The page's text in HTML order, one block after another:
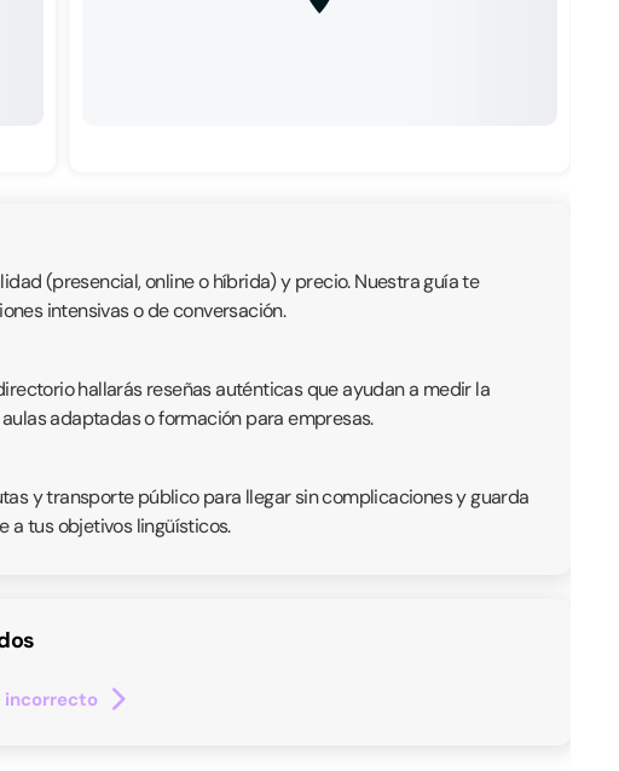
(presencial, online o híbrida) y precio. Nuestra guía te
intensivas o de conversación.
hallarás reseñas auténticas que ayudan a medir la
adaptadas o formación para empresas.
y transporte público para llegar sin complicaciones y guarda
a tus objetivos lingüísticos.
incorrecto